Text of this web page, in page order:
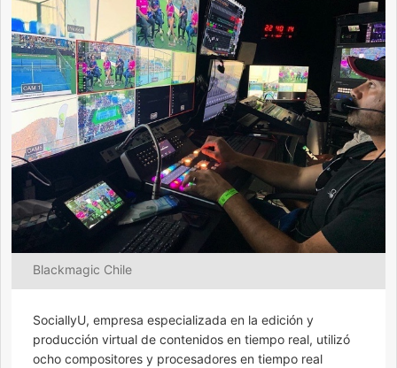
Blackmagic Chile
SociallyU, empresa especializada en la edición y
producción virtual de contenidos en tiempo real, utilizó
ocho compositores y procesadores en tiempo real